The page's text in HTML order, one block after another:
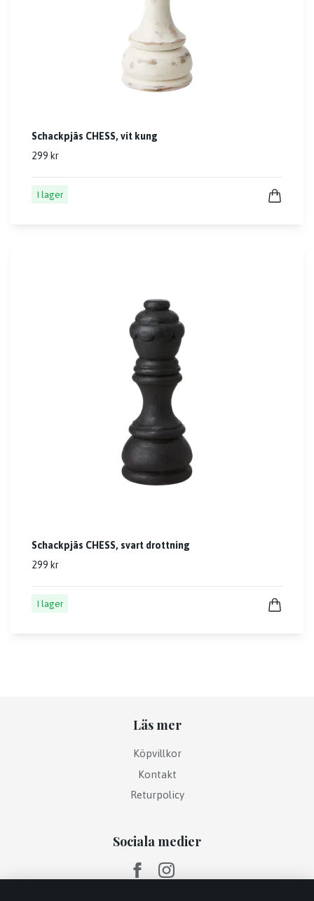
Schackpjäs CHESS, vit kung
299 kr
I lager
Schackpjäs CHESS, svart drottning
299 kr
I lager
Läs mer
Köpvillkor
Kontakt
Returpolicy
Sociala medier